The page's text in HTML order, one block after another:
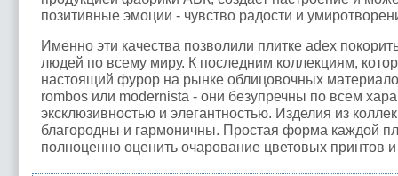
позитивные эмоции - чувство радости и
Именно эти качества позволили плитке adex
людей по всему миру. К последним коллекциям,
настоящий фурор на рынке облицовочных
rombos или modernista - они безупречны по всем
эксклюзивностью и элегантностью. Изделия из
благородны и гармоничны. Простая форма каждой
полноценно оценить очарование цветовых принтов